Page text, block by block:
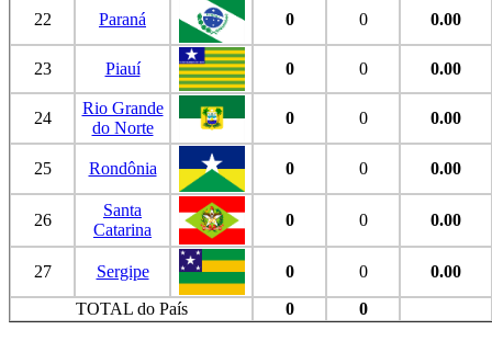
22 Paraná 0 0 0.00
23 Piauí 0 0 0.00
24
Rio Grande
do Norte
0 0 0.00
25 Rondônia 0 0 0.00
26
Santa
Catarina
0 0 0.00
27 Sergipe 0 0
0.00
TOTAL do País
0 0